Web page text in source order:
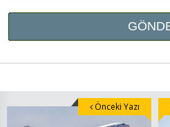
Önceki Yazı